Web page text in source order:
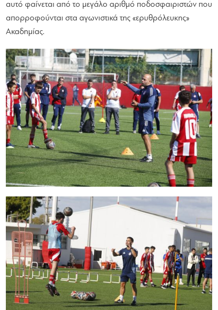
αυτό φαίνεται από το μεγάλο αριθμό ποδοσφαιριστών που
απορροφούνται στα αγωνιστικά της «ερυθρόλευκης»
Ακαδημίας.